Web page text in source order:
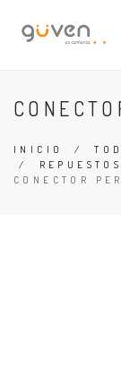
INICIO /
/
CONECTOR